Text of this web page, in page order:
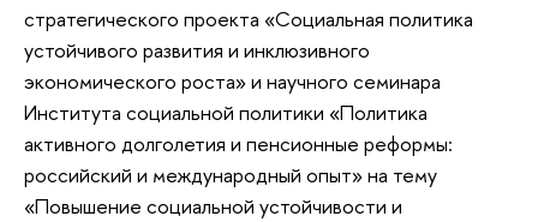
стратегического проекта «Социальная политика
устойчивого развития и инклюзивного
экономического роста» и научного семинара
Института социальной политики «Политика
активного долголетия и пенсионные реформы:
российский и международный опыт» на тему
«Повышение социальной устойчивости и